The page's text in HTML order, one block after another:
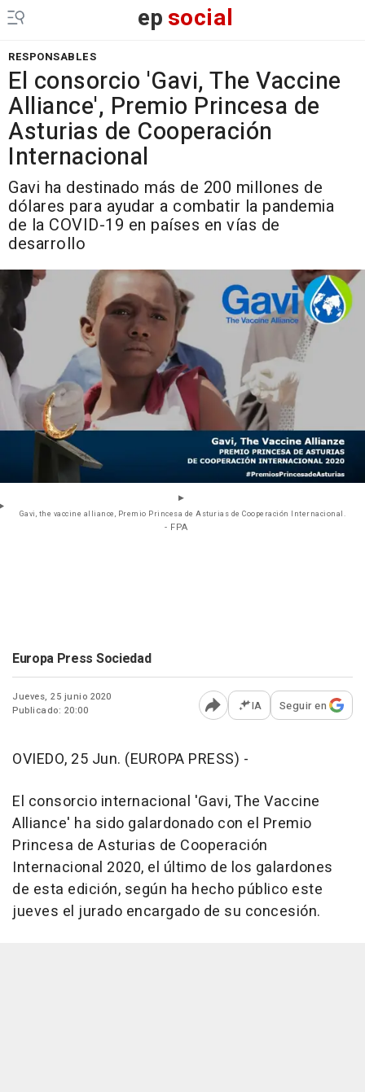
epsocial
RESPONSABLES
El consorcio 'Gavi, The Vaccine
Alliance', Premio Princesa de
Asturias de Cooperación
Internacional
Gavi ha destinado más de 200 millones de
dólares para ayudar a combatir la pandemia
de la COVID-19 en países en vías de
desarrollo
Gavi, the vaccine alliance, Premio Princesa de Asturias de Cooperación Internacional.
- FPA
Europa Press Sociedad
Jueves, 25 junio 2020
Publicado: 20:00
Abrir opciones para
IA Seguir en
OVIEDO, 25 Jun. (EUROPA PRESS) -
El consorcio internacional 'Gavi, The Vaccine
Alliance' ha sido galardonado con el Premio
Princesa de Asturias de Cooperación
Internacional 2020, el último de los galardones
de esta edición, según ha hecho público este
jueves el jurado encargado de su concesión.